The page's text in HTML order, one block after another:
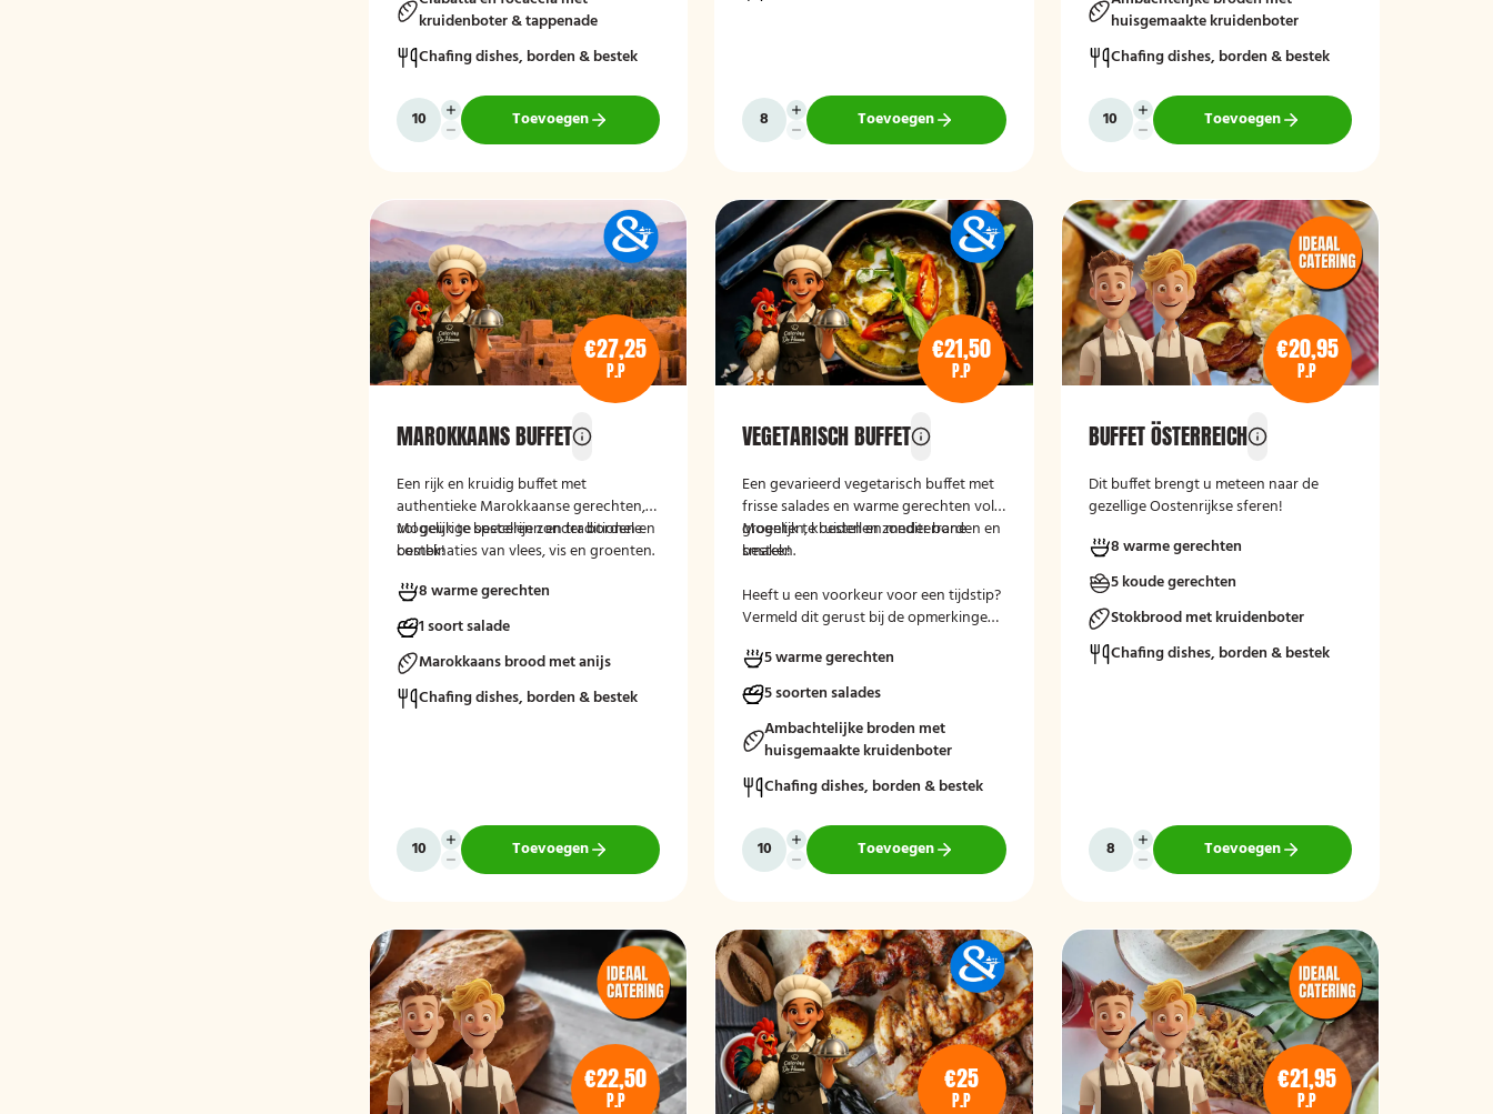
kruidenboter & tappenade
Chafing dishes, borden & bestek
Toevoegen Toevoegen
huisgemaakte kruidenboter
Chafing dishes, borden & bestek
Toevoegen
€27,25
P.P
MAROKKAANS BUFFET
Een rijk en kruidig buffet met
authentieke Marokkaanse gerechten,
vol geurige specerijen en traditionele
combinaties van vlees, vis en groenten.
culinaire ervaring.
Mogelijk te bestellen zonder borden en
bestek!
8 warme gerechten
1 soort salade
Marokkaans brood met anijs
Chafing dishes, borden & bestek
Toevoegen
€21,50
P.P
VEGETARISCH BUFFET
Een gevarieerd vegetarisch buffet met
frisse salades en warme gerechten vol
groenten, kruiden en mediterrane
smaken.
Mogelijk te bestellen zonder borden en
bestek!
Heeft u een voorkeur voor een tijdstip?
Vermeld dit gerust bij de opmerkingen
5 warme gerechten
5 soorten salades
Ambachtelijke broden met
huisgemaakte kruidenboter
Chafing dishes, borden & bestek
Toevoegen
€20,95
P.P
BUFFET ÖSTERREICH
Dit buffet brengt u meteen naar de
gezellige Oostenrijkse sferen!
8 warme gerechten
5 koude gerechten
Stokbrood met kruidenboter
Chafing dishes, borden & bestek
Toevoegen
€22,50
P.P
€25
P.P
€21,95
P.P